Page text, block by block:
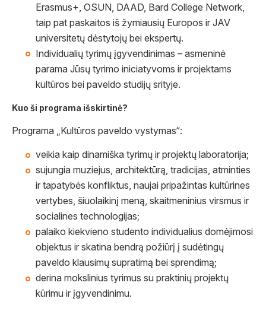
Erasmus+, OSUN, DAAD, Bard College Network,
taip pat paskaitos iš žymiausių Europos ir JAV
universitetų dėstytojų bei ekspertų.
Individualių tyrimų įgyvendinimas – asmeninė
parama Jūsų tyrimo iniciatyvoms ir projektams
kultūros bei paveldo studijų srityje.
Kuo ši programa išskirtinė?
Programa „Kultūros paveldo vystymas“:
veikia kaip dinamiška tyrimų ir projektų laboratorija;
sujungia muziejus, architektūrą, tradicijas, atminties
ir tapatybės konfliktus, naujai pripažintas kultūrines
vertybes, šiuolaikinį meną, skaitmeninius virsmus ir
socialines technologijas;
palaiko kiekvieno studento individualius domėjimosi
objektus ir skatina bendrą požiūrį į sudėtingų
paveldo klausimų supratimą bei sprendimą;
derina mokslinius tyrimus su praktinių projektų
kūrimu ir įgyvendinimu.